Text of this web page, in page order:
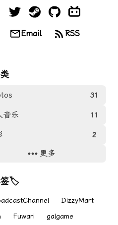
Email RSS
31
音乐 11
2
更多
签🏷
DizzyMart
Fuwari galgame